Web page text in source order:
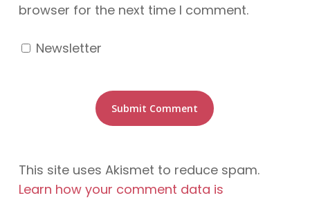
browser for the next time I comment.
Newsletter
This site uses Akismet to reduce spam.
Learn how your comment data is